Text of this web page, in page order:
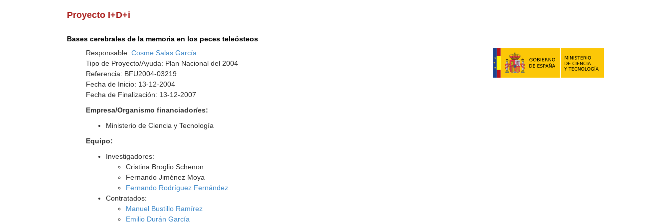
Proyecto I+D+i
Bases cerebrales de la memoria en los peces teleósteos
Responsable:Cosme Salas García
Tipo de Proyecto/Ayuda: Plan Nacional del 2004
Referencia: BFU2004-03219
Fecha de Inicio: 13-12-2004
Fecha de Finalización: 13-12-2007
Empresa/Organismo financiador/es:
Ministerio de Ciencia y Tecnología
Equipo:
Investigadores:
Cristina Broglio Schenon
Fernando Jiménez Moya
Fernando Rodríguez Fernández
Contratados:
Manuel Bustillo Ramírez
Emilio Durán García